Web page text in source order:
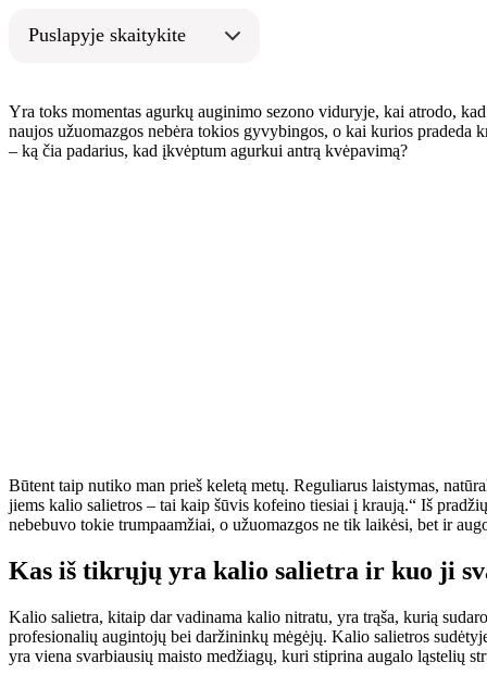
Puslapyje skaitykite
Yra toks momentas agurkų auginimo sezono viduryje, kai atrodo,
naujos užuomazgos nebėra tokios gyvybingos, o kai kurios pradeda
– ką čia padarius, kad įkvėptum agurkui antrą kvėpavimą?
Būtent taip nutiko man prieš keletą metų. Reguliarus laistymas,
jiems kalio salietros – tai kaip šūvis kofeino tiesiai į kraują.“ Iš
nebebuvo tokie trumpaamžiai, o užuomazgos ne tik laikėsi, bet ir
Kas iš tikrųjų yra kalio salietra ir kuo ji
Kalio salietra, kitaip dar vadinama kalio nitratu, yra trąša, kurią
profesionalių augintojų bei daržininkų mėgėjų. Kalio salietros
yra viena svarbiausių maisto medžiagų, kuri stiprina augalo ląstelių